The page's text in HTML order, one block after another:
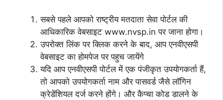
सबसे पहले आपको राष्ट्रीय मतदाता सेवा पोर्टल की
आधिकारिक वेबसाइट www.nvsp.in पर जाना होगा।
उपरोक्त लिंक पर क्लिक करने के बाद, आप एनवीएसपी
वेबसाइट का होमपेज पर पहुच जायेंगे
यदि आप एनवीएसपी पोर्टल में एक पंजीकृत उपयोगकर्ता हैं,
तो आपको उपयोगकर्ता नाम और पासवर्ड जैसे लॉगिन
क्रेडेंशियल दर्ज करने होंगे। और कैप्चा कोड डालने के